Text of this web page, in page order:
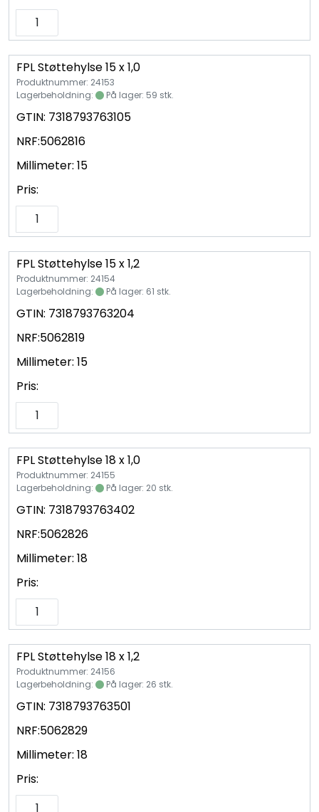
FPL Støttehylse 15 x 1,0
Produktnummer: 24153
Lagerbeholdning:
På lager: 59 stk.
GTIN: 7318793763105
NRF:5062816
Millimeter: 15
Pris:
FPL Støttehylse 15 x 1,2
Produktnummer: 24154
Lagerbeholdning:
På lager: 61 stk.
GTIN: 7318793763204
NRF:5062819
Millimeter: 15
Pris:
FPL Støttehylse 18 x 1,0
Produktnummer: 24155
Lagerbeholdning:
På lager: 20 stk.
GTIN: 7318793763402
NRF:5062826
Millimeter: 18
Pris:
FPL Støttehylse 18 x 1,2
Produktnummer: 24156
Lagerbeholdning:
På lager: 26 stk.
GTIN: 7318793763501
NRF:5062829
Millimeter: 18
Pris: